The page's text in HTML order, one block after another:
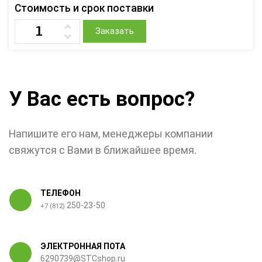
Стоимость и срок поставки
Заказать
У Вас есть вопрос?
Напишите его нам, менеджеры компании
свяжутся с Вами в ближайшее время.
ТЕЛЕФОН
+7 (812) 250-23-50
ЭЛЕКТРОННАЯ ПОТА
6290739@STCshop.ru